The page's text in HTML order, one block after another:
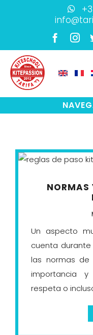
NORMAS
Un aspecto
cuenta
las normas
importancia
respeta o